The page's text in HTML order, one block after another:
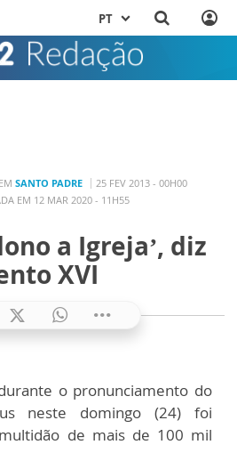
PT
EM SANTO PADRE
25 FEV 2013 - 00H00
EM 12 MAR 2020 - 11H55
a Igreja’, diz
XVI
o pronunciamento do
neste domingo (24) foi
de mais de 100 mil